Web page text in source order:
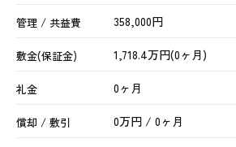
管理 / 共益費 358,000円
敷金(保証金) 1,718.4万円(0ヶ月)
礼金 0ヶ月
償却 / 敷引 0万円 / 0ヶ月